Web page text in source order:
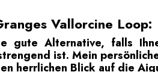
Vallorcine Loop:
gute Alternative, falls
ist. Mein
herrlichen Blick auf die